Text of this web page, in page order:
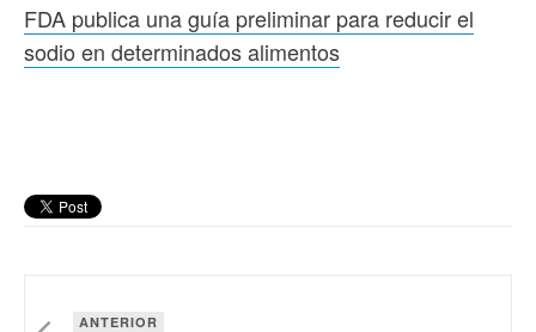
FDA publica una guía preliminar para reducir el
sodio en determinados alimentos
ANTERIOR